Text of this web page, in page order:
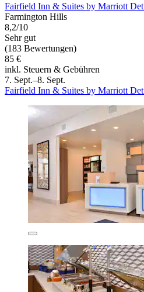
Fairfield Inn & Suites by Marriott
Farmington Hills
8,2/10
Sehr gut
(183 Bewertungen)
85 €
inkl. Steuern & Gebühren
7. Sept.–8. Sept.
Fairfield Inn & Suites by Marriott